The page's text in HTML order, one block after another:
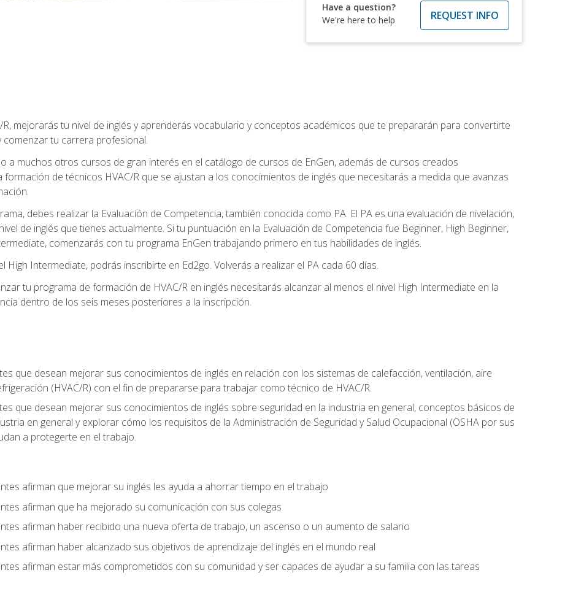
Have a question?
We're here to help
REQUEST INFO
R, mejorarás tu nivel de inglés y aprenderás vocabulario y conceptos académicos que te prepararán para convertirte
comenzar tu carrera profesional.
a muchos otros cursos de gran interés en el catálogo de cursos de EnGen, además de cursos creados
formación de técnicos HVAC/R que se ajustan a los conocimientos de inglés que necesitarás a medida que avanzas
debes realizar la Evaluación de Competencia, también conocida como PA. El PA es una evaluación de nivelación,
de inglés que tienes actualmente. Si tu puntuación en la Evaluación de Competencia fue Beginner, High Beginner,
comenzarás con tu programa EnGen trabajando primero en tus habilidades de inglés.
High Intermediate, podrás inscribirte en Ed2go. Volverás a realizar el PA cada 60 días.
tu programa de formación de HVAC/R en inglés necesitarás alcanzar al menos el nivel High Intermediate en la
dentro de los seis meses posteriores a la inscripción.
que desean mejorar sus conocimientos de inglés en relación con los sistemas de calefacción, ventilación, aire
(HVAC/R) con el fin de prepararse para trabajar como técnico de HVAC/R.
que desean mejorar sus conocimientos de inglés sobre seguridad en la industria en general, conceptos básicos de
en general y explorar cómo los requisitos de la Administración de Seguridad y Salud Ocupacional (OSHA por sus
a protegerte en el trabajo.
afirman que mejorar su inglés les ayuda a ahorrar tiempo en el trabajo
afirman que ha mejorado su comunicación con sus colegas
afirman haber recibido una nueva oferta de trabajo, un ascenso o un aumento de salario
afirman haber alcanzado sus objetivos de aprendizaje del inglés en el mundo real
afirman estar más comprometidos con su comunidad y ser capaces de ayudar a su familia con las tareas